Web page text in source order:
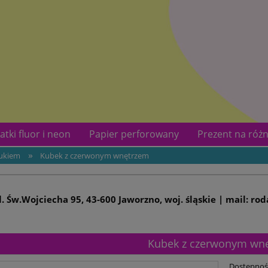
fluor i neon Papier perforowany
Prezent na
Kontakt
» Kubek z czerwonym wnętrzem
Św.Wojciecha 95, 43-600 Jaworzno, woj. śląskie | mail:
Kubek z czerwonym